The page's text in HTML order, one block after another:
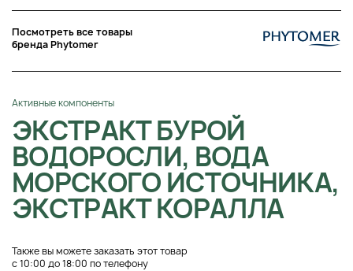
Посмотреть все товары
бренда Phytomer
Активные компоненты
ЭКСТРАКТ БУРОЙ
ВОДОРОСЛИ, ВОДА
МОРСКОГО ИСТОЧНИКА,
ЭКСТРАКТ КОРАЛЛА
Также вы можете заказать этот товар
с 10:00 до 18:00 по телефону